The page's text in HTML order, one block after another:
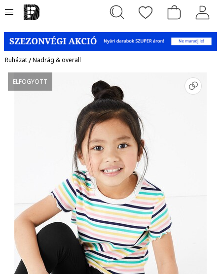
Ruházat/Nadrág & overall
ELFOGYOTT